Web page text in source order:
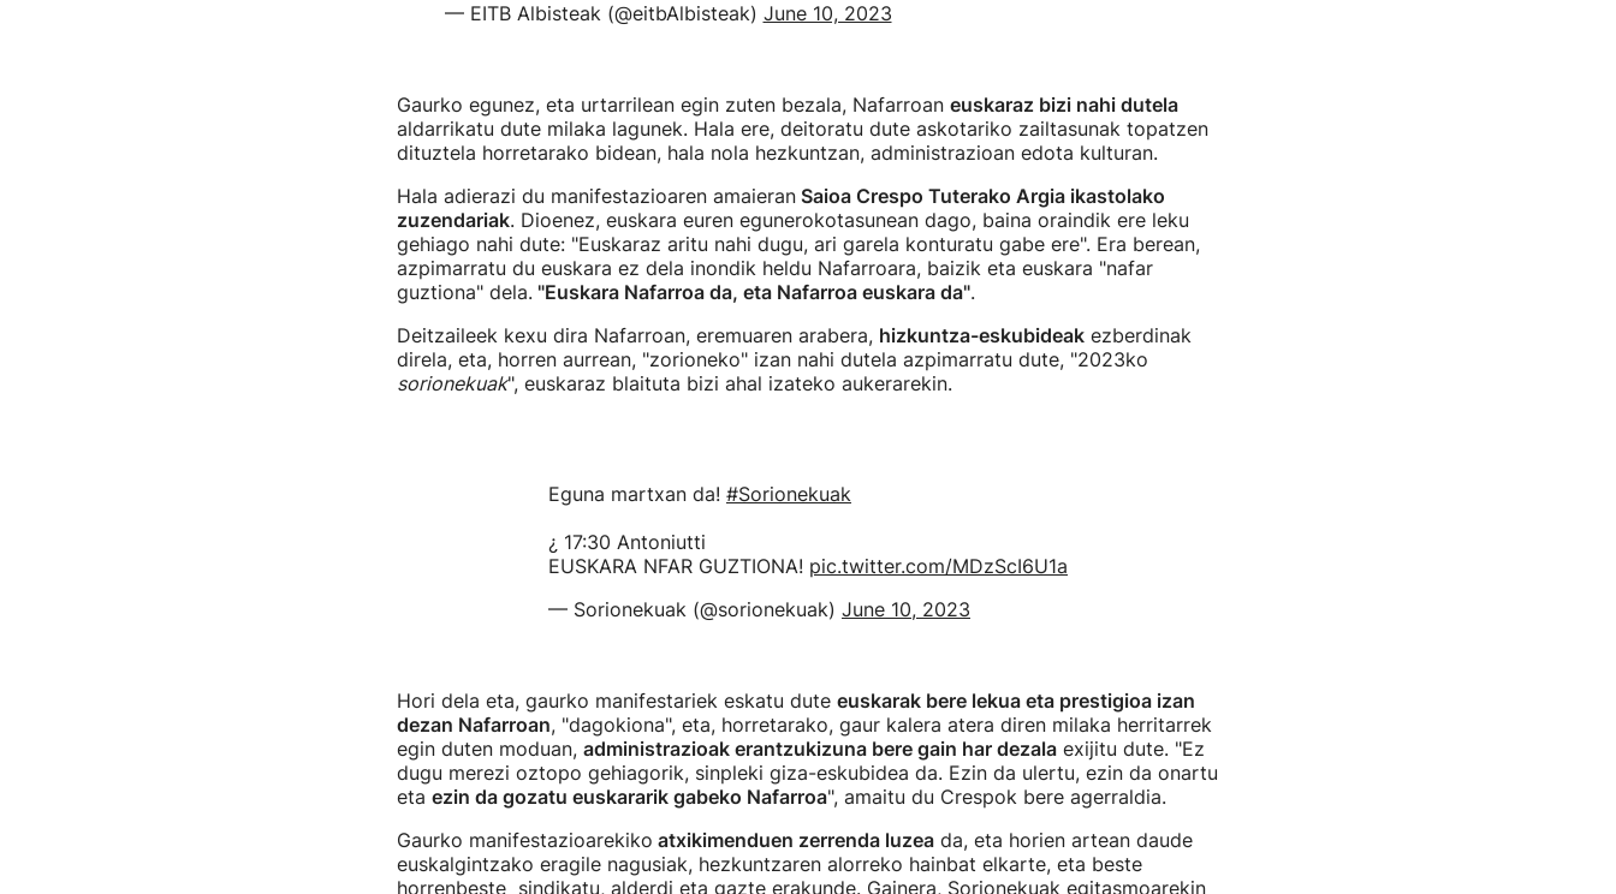
— EITB Albisteak (@eitbAlbisteak) June 10, 2023
Gaurko egunez, eta urtarrilean egin zuten bezala, Nafarroan euskaraz bizi nahi dutela
aldarrikatu dute milaka lagunek. Hala ere, deitoratu dute askotariko zailtasunak topatzen
dituztela horretarako bidean, hala nola hezkuntzan, administrazioan edota kulturan.
Hala adierazi du manifestazioaren amaieranSaioa Crespo Tuterako Argia ikastolako
zuzendariak. Dioenez, euskara euren egunerokotasunean dago, baina oraindik ere leku
gehiago nahi dute: "Euskaraz aritu nahi dugu, ari garela konturatu gabe ere". Era berean,
azpimarratu du euskara ez dela inondik heldu Nafarroara, baizik eta euskara "nafar
guztiona" dela. "Euskara Nafarroa da, eta Nafarroa euskara da".
Deitzaileek kexu dira Nafarroan, eremuaren arabera, hizkuntza-eskubideakezberdinak
direla, eta, horren aurrean, "zorioneko" izan nahi dutela azpimarratu dute, "2023ko
sorionekuak", euskaraz blaituta bizi ahal izateko aukerarekin.
Eguna martxan da! #Sorionekuak
¿ 17:30 Antoniutti
EUSKARA NFAR GUZTIONA! pic.twitter.com/MDzScI6U1a
— Sorionekuak (@sorionekuak) June 10, 2023
Hori dela eta, gaurko manifestariek eskatu dute euskarak bere lekua eta prestigioa izan
dezan Nafarroan, "dagokiona", eta, horretarako, gaur kalera atera diren milaka herritarrek
egin duten moduan, administrazioak erantzukizuna bere gain har dezalaexijitu dute. "Ez
dugu merezi oztopo gehiagorik, sinpleki giza-eskubidea da. Ezin da ulertu, ezin da onartu
eta ezin da gozatu euskararik gabeko Nafarroa", amaitu du Crespok bere agerraldia.
Gaurko manifestazioarekiko atxikimenduen zerrenda luzeada, eta horien artean daude
euskalgintzako eragile nagusiak, hezkuntzaren alorreko hainbat elkarte, eta beste
horrenbeste sindikatu, alderdi eta gazte erakunde. Gainera, Sorionekuak egitasmoarekin